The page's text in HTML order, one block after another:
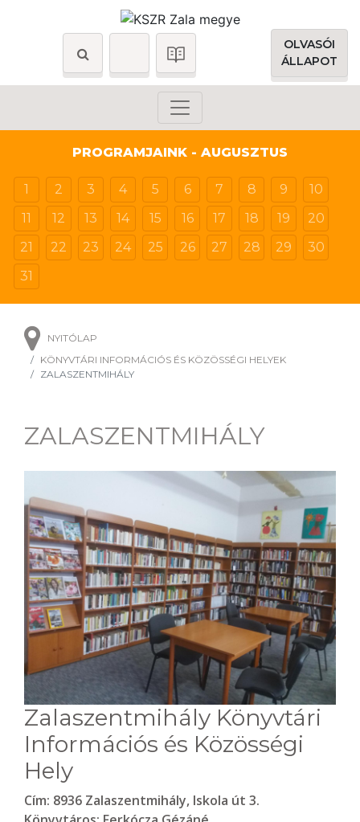
OLVASÓI
ÁLLAPOT
PROGRAMJAINK - AUGUSZTUS
1 2 3 4 5 6 7 8 9
10
11
12 13 14 15 16 17 18 19
20
21
22 23 24 25 26 27 28 29
30
31
NYITÓLAP
KÖNYVTÁRI INFORMÁCIÓS ÉS KÖZÖSSÉGI HELYEK
ZALASZENTMIHÁLY
ZALASZENTMIHÁLY
Zalaszentmihály Könyvtári
Információs és Közösségi
Hely
Cím: 8936 Zalaszentmihály, Iskola út 3.